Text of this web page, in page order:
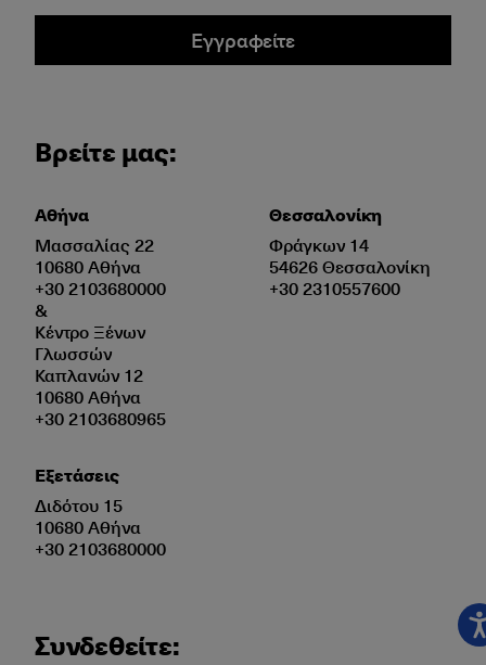
Εγγραφείτε
Βρείτε μας:
Αθήνα
Μασσαλίας 22
10680 Αθήνα
+30 2103680000
&
Κέντρο Ξένων
Γλωσσών
Καπλανών 12
10680 Αθήνα
+30 2103680965
Εξετάσεις
Διδότου 15
10680 Αθήνα
+30 2103680000
Θεσσαλονίκη
Φράγκων 14
54626 Θεσσαλονίκη
+30 2310557600
Συνδεθείτε: